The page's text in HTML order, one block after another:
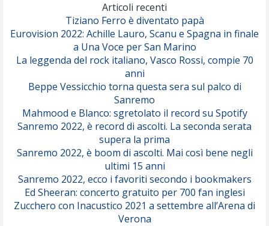
Serenamente
Articoli recenti
Tiziano Ferro è diventato papà
Eurovision 2022: Achille Lauro, Scanu e Spagna in finale
a Una Voce per San Marino
La leggenda del rock italiano, Vasco Rossi, compie 70
anni
Beppe Vessicchio torna questa sera sul palco di
Sanremo
Mahmood e Blanco: sgretolato il record su Spotify
Sanremo 2022, è record di ascolti. La seconda serata
supera la prima
Sanremo 2022, è boom di ascolti. Mai così bene negli
ultimi 15 anni
Sanremo 2022, ecco i favoriti secondo i bookmakers
Ed Sheeran: concerto gratuito per 700 fan inglesi
Zucchero con Inacustico 2021 a settembre all’Arena di
Verona